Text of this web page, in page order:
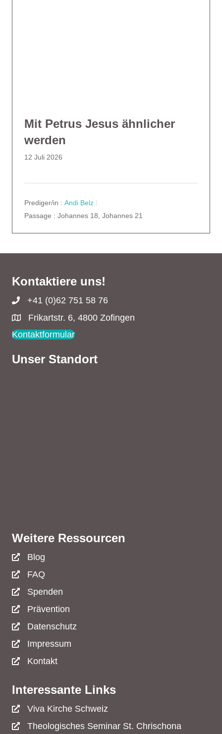
Mit Petrus Jesus ähnlicher
werden
12 Juli 2026
Prediger/in : Andi Belz
Passage : Johannes 18, Johannes 21
Kontaktiere uns!
+41 (0)62 751 58 76
Frikartstr. 6, 4800 Zofingen
Kontaktformular
Unser Standort
Weitere Ressourcen
Blog
FAQ
Spenden
Prävention
Datenschutz
Impressum
Kontakt
Interessante Links
Viva Kirche Schweiz
Theologisches Seminar St. Chrischona